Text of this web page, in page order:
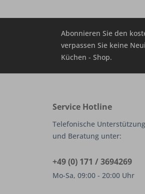
Abonnieren Sie den
verpassen Sie keine
Küchen - Shop.
Service Hotline
Telefonische Unterstützung
und Beratung unter:
+49 (0) 171 / 3694269
Mo-Sa, 09:00 - 20:00 Uhr